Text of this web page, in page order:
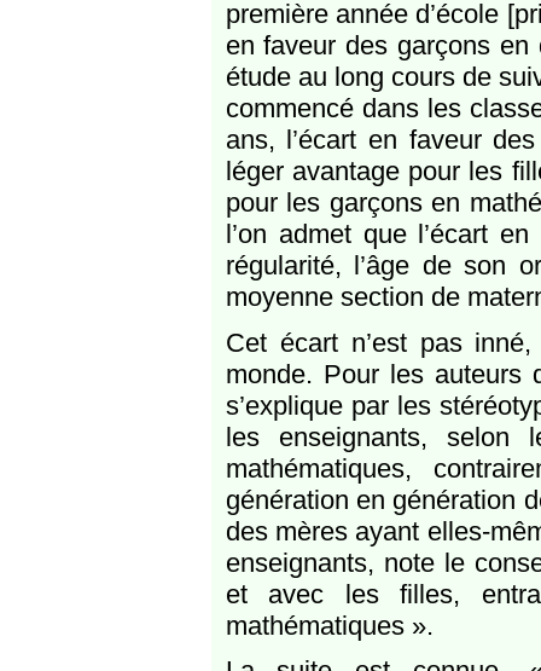
première année d’école
en faveur des garçons
étude au long cours de
commencé dans les
ans, l’écart en faveur
léger avantage pour les
pour les garçons en
l’on admet que l’écart
régularité, l’âge de son
moyenne section de
Cet écart n’est pas
monde. Pour les auteurs
s’explique par les
les enseignants, selon
mathématiques,
génération en génération
des mères ayant elles-
enseignants, note le
et avec les filles,
mathématiques ».